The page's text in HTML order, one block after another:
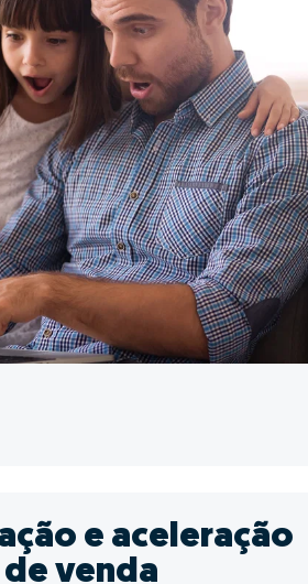
casa ao
é